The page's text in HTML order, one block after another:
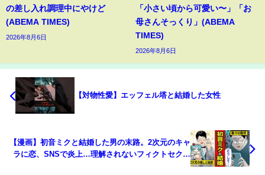
の差し入れ調理中にやけど
(ABEMA TIMES)
2026年8月6日
「小さい頃から可愛い〜」「お
母さんそっくり」(ABEMA
TIMES)
2026年8月6日
【対物性愛】エッフェル塔と結婚した女性
【漫画】初音ミクと結婚した男の末路。2次元のキャ
ラに恋、SNSで炎上…理解されないフィクトセクシ